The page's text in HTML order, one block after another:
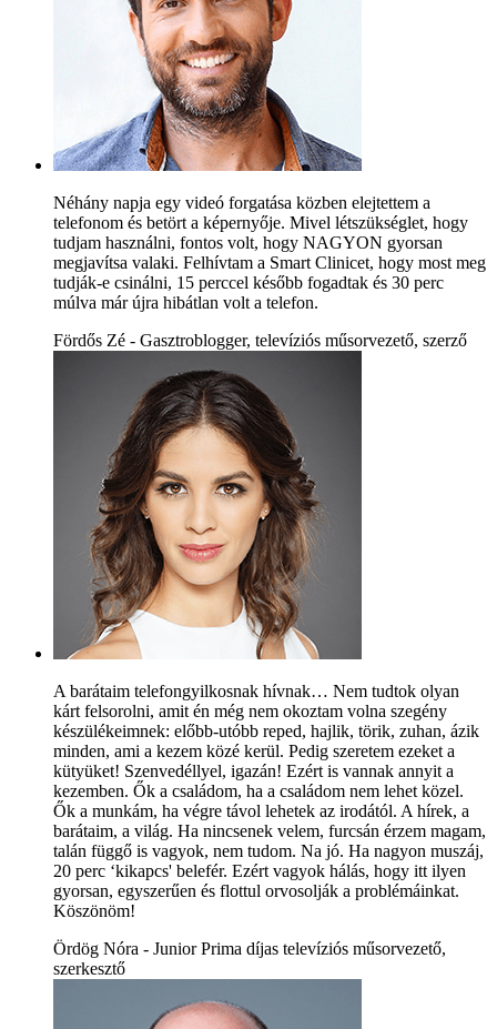
Néhány napja egy videó forgatása közben elejtettem a
telefonom és betört a képernyője. Mivel létszükséglet, hogy
tudjam használni, fontos volt, hogy NAGYON gyorsan
megjavítsa valaki. Felhívtam a Smart Clinicet, hogy most meg
tudják-e csinálni, 15 perccel később fogadtak és 30 perc
múlva már újra hibátlan volt a telefon.
Fördős Zé - Gasztroblogger, televíziós műsorvezető, szerző
A barátaim telefongyilkosnak hívnak… Nem tudtok olyan
kárt felsorolni, amit én még nem okoztam volna szegény
készülékeimnek: előbb-utóbb reped, hajlik, törik, zuhan, ázik
minden, ami a kezem közé kerül. Pedig szeretem ezeket a
kütyüket! Szenvedéllyel, igazán! Ezért is vannak annyit a
kezemben. Ők a családom, ha a családom nem lehet közel.
Ők a munkám, ha végre távol lehetek az irodától. A hírek, a
barátaim, a világ. Ha nincsenek velem, furcsán érzem magam,
talán függő is vagyok, nem tudom. Na jó. Ha nagyon muszáj,
20 perc ‘kikapcs' belefér. Ezért vagyok hálás, hogy itt ilyen
gyorsan, egyszerűen és flottul orvosolják a problémáinkat.
Köszönöm!
Ördög Nóra - Junior Prima díjas televíziós műsorvezető,
szerkesztő